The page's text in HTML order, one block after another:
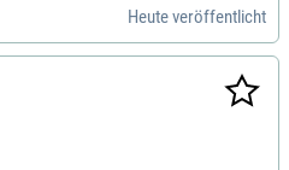
Heute veröffentlicht